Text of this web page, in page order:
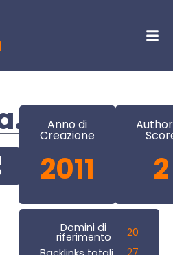
Anno di
Creazione
2011 2
Domini di
riferimento
20